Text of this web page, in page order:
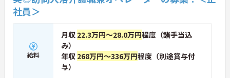
社員＞
給料
月収 22.3万円～28.0万円程度（諸手当込
み）
年収 268万円～336万円程度（別途賞与付
与）